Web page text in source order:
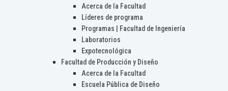
Acerca de la Facultad
Líderes de programa
Programas | Facultad de Ingeniería
Laboratorios
Expotecnológica
Facultad de Producción y Diseño
Acerca de la Facultad
Escuela Pública de Diseño